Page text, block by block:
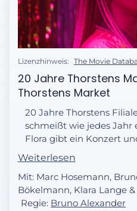
Lizenzhinweis: The Movie
20 Jahre Thorstens
Thorstens Market
20 Jahre Thorstens
schmeißt wie jedes Jahr
Flora gibt ein Konzert
Fox vorbei kommt. Auf
alle zusammen und
auch ein bisschen näher.
Weiterlesen
Mit: Marc Hosemann,
Bökelmann, Klara Lange
Regie: Bruno Alexander